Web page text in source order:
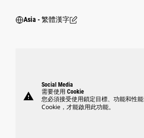
Asia - 繁體漢字
warning
Social Media
需要使用 Cookie
您必須接受使用鎖定目標、功能和性能
Cookie，才能啟用此功能。